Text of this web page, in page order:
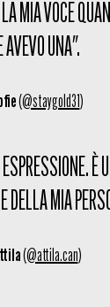
MIA VOCE
AVEVO UNA".
(@staygold31)
È
DELLA MIA
(@attila.can)